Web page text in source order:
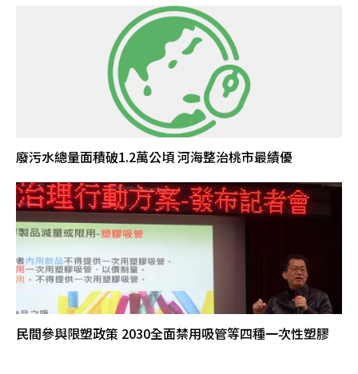
廢污水總量面積破1.2萬公頃 河海整治桃市最績優
民間參與限塑政策 2030全面禁用吸管等四種一次性塑膠